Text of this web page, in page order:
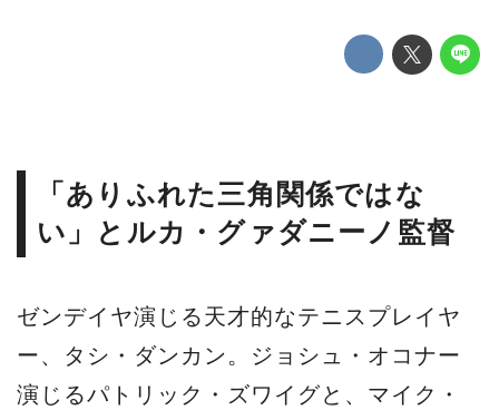
「ありふれた三角関係ではな
い」とルカ・グァダニーノ監督
ゼンデイヤ演じる天才的なテニスプレイヤ
ー、タシ・ダンカン。ジョシュ・オコナー
演じるパトリック・ズワイグと、マイク・